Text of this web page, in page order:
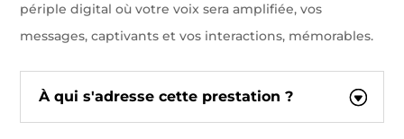
périple digital où votre voix sera amplifiée, vos
messages, captivants et vos interactions, mémorables.
À qui s'adresse cette prestation ?